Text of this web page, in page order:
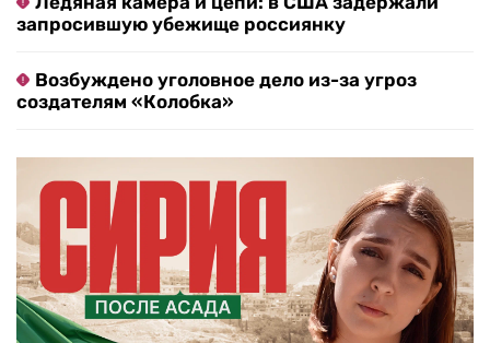
запросившую убежище россиянку
Возбуждено уголовное дело из-за угроз
создателям «Колобка»